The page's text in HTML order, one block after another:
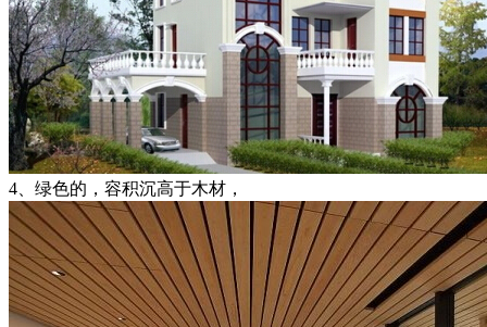
4、绿色的，容积沉高于木材，